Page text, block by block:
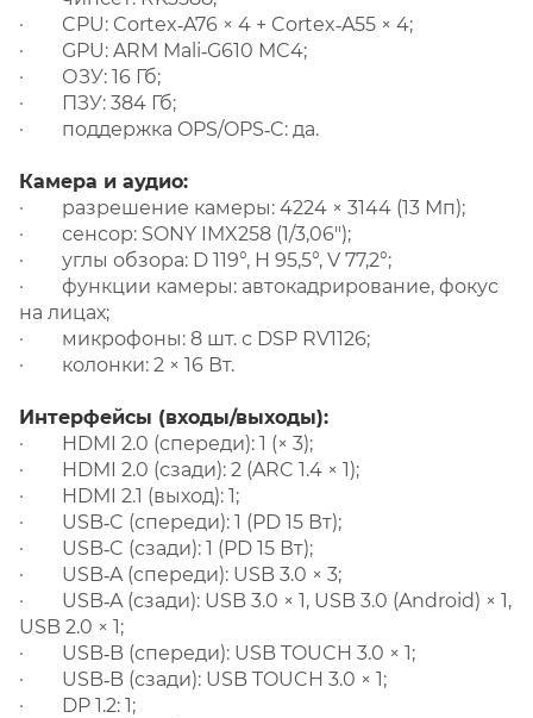
· CPU: Cortex‑A76 × 4 + Cortex‑A55 × 4;
· GPU: ARM Mali‑G610 MC4;
· ОЗУ: 16 Гб;
· ПЗУ: 384 Гб;
· поддержка OPS/OPS‑C: да.
Камера и аудио:
· разрешение камеры: 4224 × 3144 (13 Мп);
· сенсор: SONY IMX258 (1/3,06″);
· углы обзора: D 119°, H 95,5°, V 77,2°;
· функции камеры: автокадрирование, фокус
на лицах;
· микрофоны: 8 шт. с DSP RV1126;
· колонки: 2 × 16 Вт.
Интерфейсы (входы/выходы):
· HDMI 2.0 (спереди): 1 (× 3);
· HDMI 2.0 (сзади): 2 (ARC 1.4 × 1);
· HDMI 2.1 (выход): 1;
· USB‑C (спереди): 1 (PD 15 Вт);
· USB‑C (сзади): 1 (PD 15 Вт);
· USB‑A (спереди): USB 3.0 × 3;
· USB‑A (сзади): USB 3.0 × 1, USB 3.0 (Android) × 1,
USB 2.0 × 1;
· USB‑B (спереди): USB TOUCH 3.0 × 1;
· USB‑B (сзади): USB TOUCH 3.0 × 1;
· DP 1.2: 1;